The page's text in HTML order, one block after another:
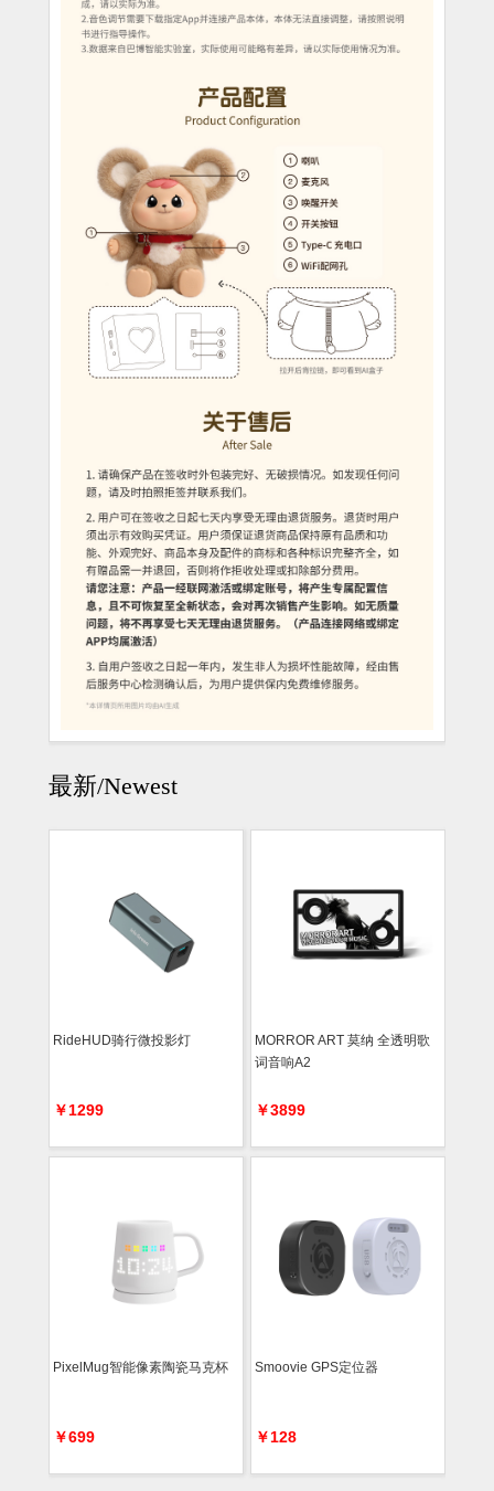
最新/Newest
RideHUD骑行微投影灯
￥1299
MORROR ART 莫纳 全透明歌
词音响A2
￥3899
PixelMug智能像素陶瓷马克杯
￥699
Smoovie GPS定位器
￥128